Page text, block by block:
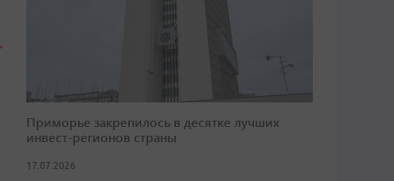
Приморье закрепилось в десятке лучших
инвест-регионов страны
17.07.2026